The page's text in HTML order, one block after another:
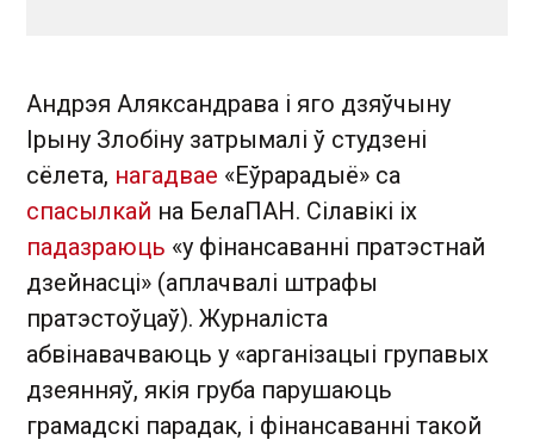
Андрэя Аляксандрава і яго дзяўчыну
Ірыну Злобіну затрымалі ў студзені
сёлета, нагадвае «Еўрарадыё» са
спасылкай на БелаПАН. Сілавікі іх
падазраюць «у фінансаванні пратэстнай
дзейнасці» (аплачвалі штрафы
пратэстоўцаў). Журналіста
абвінавачваюць у «арганізацыі групавых
дзеянняў, якія груба парушаюць
грамадскі парадак, і фінансаванні такой